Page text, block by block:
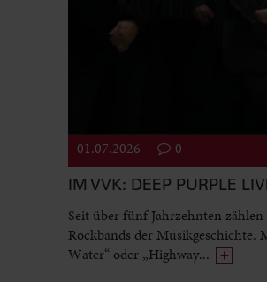
01.07.2026 0
IM VVK: DEEP PURPLE
Seit über fünf Jahrzehnten
Rockbands der Musikgeschichte.
Water“ oder „Highway...